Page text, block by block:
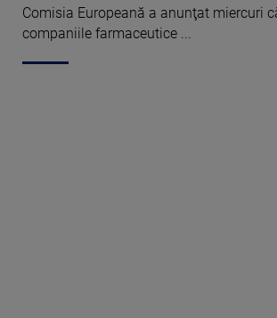
Comisia Europeană a anunţat miercuri
companiile farmaceutice ...